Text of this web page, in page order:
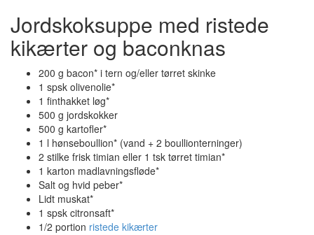
Jordskoksuppe med ristede
kikærter og baconknas
200 g bacon* i tern og/eller tørret skinke
1 spsk olivenolie*
1 finthakket løg*
500 g jordskokker
500 g kartofler*
1 l hønseboullion* (vand + 2 boullionterninger)
2 stilke frisk timian eller 1 tsk tørret timian*
1 karton madlavningsfløde*
Salt og hvid peber*
Lidt muskat*
1 spsk citronsaft*
1/2 portion ristede kikærter